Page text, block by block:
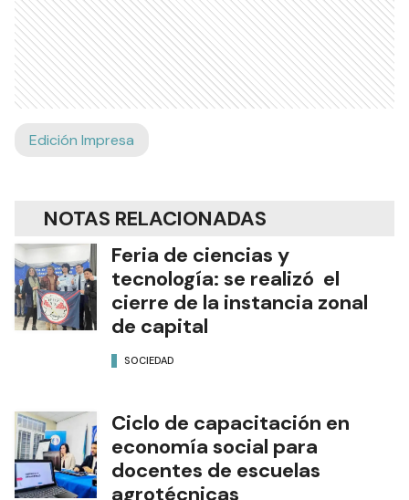
Edición Impresa
NOTAS RELACIONADAS
Feria de ciencias y
tecnología: se realizó el
cierre de la instancia zonal
de capital
SOCIEDAD
Ciclo de capacitación en
economía social para
docentes de escuelas
agrotécnicas